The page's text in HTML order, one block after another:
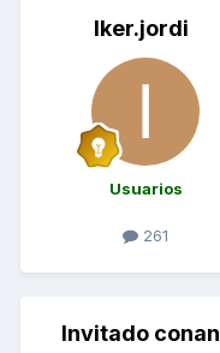
Iker.jordi
Usuarios
261
Invitado conan